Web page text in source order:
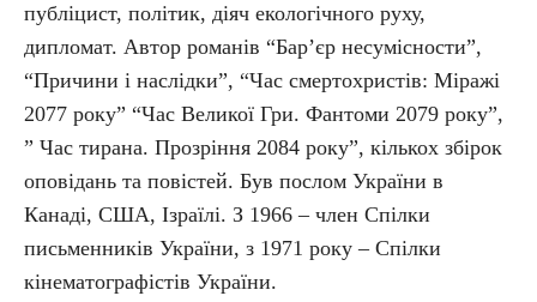
публіцист, політик, діяч екологічного руху,
дипломат. Автор романів “Бар’єр несумісности”,
“Причини і наслідки”, “Час смертохристів: Міражі
2077 року” “Час Великої Гри. Фантоми 2079 року”,
” Час тирана. Прозріння 2084 року”, кількох збірок
оповідань та повістей. Був послом України в
Канаді, США, Ізраїлі. З 1966 – член Спілки
письменників України, з 1971 року – Спілки
кінематографістів України.